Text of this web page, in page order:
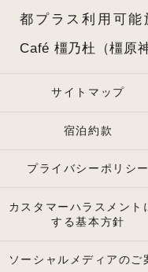
都プラス利用可能
Café 橿乃杜（橿原
サイトマップ
宿泊約款
プライバシーポリシー
カスタマーハラスメント
する基本方針
ソーシャルメディアのご